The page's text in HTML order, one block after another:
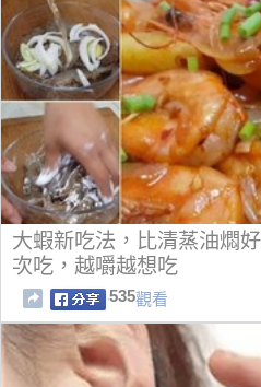
大蝦新吃法，比清蒸油燜
次吃，越嚼越想吃
535觀看